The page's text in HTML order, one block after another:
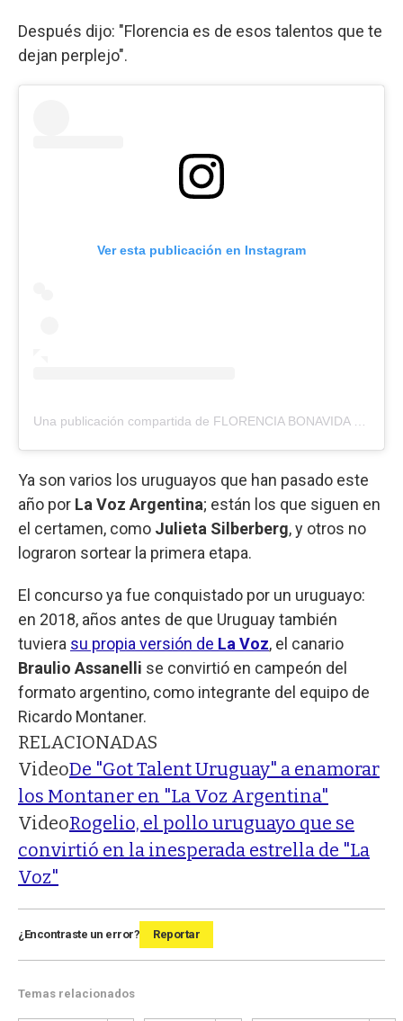
Después dijo: "Florencia es de esos talentos que te
dejan perplejo".
Ver esta publicación en Instagram
Ya son varios los uruguayos que han pasado este
año por La Voz Argentina; están los que siguen en
el certamen, como Julieta Silberberg, y otros no
lograron sortear la primera etapa.
El concurso ya fue conquistado por un uruguayo:
en 2018, años antes de que Uruguay también
tuviera su propia versión de La Voz, el canario
Braulio Assanelli se convirtió en campeón del
formato argentino, como integrante del equipo de
Ricardo Montaner.
RELACIONADAS
VideoDe "Got Talent Uruguay" a enamorar
los Montaner en "La Voz Argentina"
VideoRogelio, el pollo uruguayo que se
convirtió en la inesperada estrella de "La
Voz"
¿Encontraste un error? Reportar
Temas relacionados